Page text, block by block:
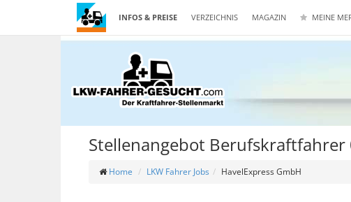
INFOS & PREISE VERZEICHNIS MAGAZIN MEINE
Stellenangebot Berufskraftfahrer
Home LKW Fahrer Jobs HavelExpress GmbH